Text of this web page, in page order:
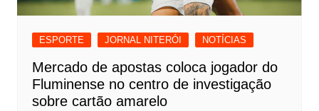
ESPORTE JORNAL NITERÓI NOTÍCIAS
Mercado de apostas coloca jogador do
Fluminense no centro de investigação
sobre cartão amarelo